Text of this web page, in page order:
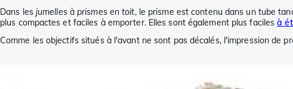
Dans les jumelles à prismes en toit, le prisme est contenu dans un tube
plus compactes et faciles à emporter. Elles sont également plus facilesà
Comme les objectifs situés à l'avant ne sont pas décalés, l'impression de